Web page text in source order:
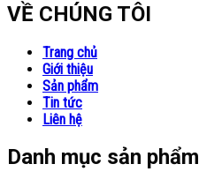
VỀ CHÚNG TÔI
Trang chủ
Giới thiệu
Sản phẩm
Tin tức
Liên hệ
Danh mục sản phẩm